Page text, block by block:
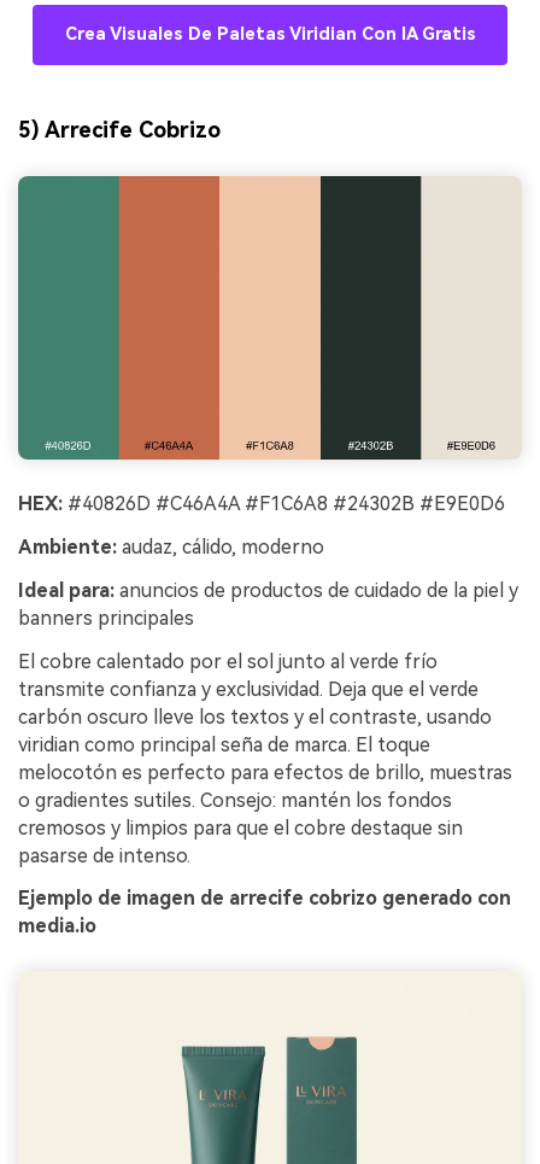
Crea Visuales De Paletas Viridian Con IA Gratis
5) Arrecife Cobrizo
HEX: #40826D #C46A4A #F1C6A8 #24302B #E9E0D6
Ambiente: audaz, cálido, moderno
Ideal para: anuncios de productos de cuidado de la piel y
banners principales
El cobre calentado por el sol junto al verde frío
transmite confianza y exclusividad. Deja que el verde
carbón oscuro lleve los textos y el contraste, usando
viridian como principal seña de marca. El toque
melocotón es perfecto para efectos de brillo, muestras
o gradientes sutiles. Consejo: mantén los fondos
cremosos y limpios para que el cobre destaque sin
pasarse de intenso.
Ejemplo de imagen de arrecife cobrizo generado con
media.io